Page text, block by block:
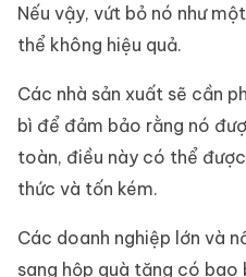
Nếu vậy, vứt bỏ nó như
thể không hiệu quả.
Các nhà sản xuất sẽ cần
bì để đảm bảo rằng nó
toàn, điều này có thể
thức và tốn kém.
Các doanh nghiệp lớn và
sang hộp quà tặng có